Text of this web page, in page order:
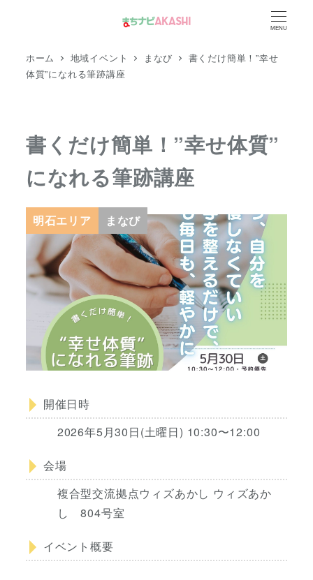
MENU
ホーム 地域イベント まなび
書くだけ簡単！”幸せ
体質”になれる筆跡講座
書くだけ簡単！”幸せ体質”
になれる筆跡講座
明石エリア まなび
開催日時
2026年5月30日(土曜日) 10:30〜12:00
会場
複合型交流拠点ウィズあかし ウィズあか
し 804号室
イベント概要